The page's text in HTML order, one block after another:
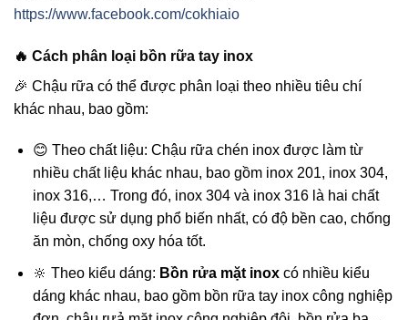
https://www.facebook.com/cokhiaio
🔥 Cách phân loại bồn rữa tay inox
🎉 Chậu rữa có thể được phân loại theo nhiều tiêu chí
khác nhau, bao gồm:
😊 Theo chất liệu: Chậu rữa chén inox được làm từ
nhiều chất liệu khác nhau, bao gồm inox 201, inox 304,
inox 316,… Trong đó, inox 304 và inox 316 là hai chất
liệu được sử dụng phổ biến nhất, có độ bền cao, chống
ăn mòn, chống oxy hóa tốt.
🔆 Theo kiểu dáng: Bồn rửa mặt inoxcó nhiều kiểu
dáng khác nhau, bao gồm bồn rữa tay inox công nghiệp